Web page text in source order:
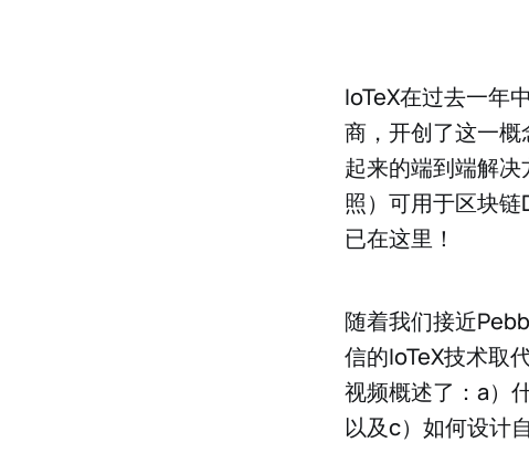
IoTeX在过去一年
商，开创了这一概
起来的端到端解
照）可用于区块
已在这里！
随着我们接近
信的IoTeX技术取
视频概述了：a）
以及c）如何设计